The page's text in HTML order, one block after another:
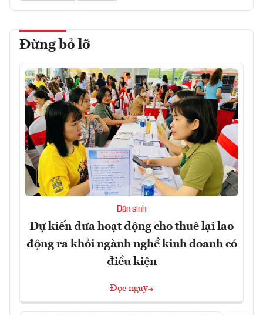
Đừng bỏ lỡ
Dân sinh
Dự kiến đưa hoạt động cho thuê lại lao
động ra khỏi ngành nghề kinh doanh có
điều kiện
Đọc ngay